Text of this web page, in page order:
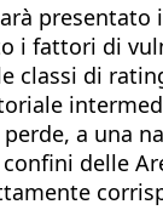
presentato
i fattori di
classi di
a una
delle